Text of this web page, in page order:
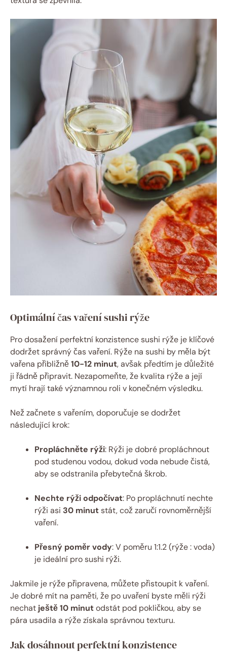
Optimální čas vaření sushi rýže
Pro dosažení perfektní konzistence sushi rýže je klíčové
dodržet správný čas vaření. Rýže na sushi by měla být
vařena přibližně10-12 minut, avšak předtím je důležité
ji řádně připravit. Nezapomeňte, že kvalita rýže a její
mytí hrají také významnou roli v konečném výsledku.
Než začnete s vařením, doporučuje se dodržet
následující krok:
Propláchněte rýži: Rýži je dobré propláchnout
pod studenou vodou, dokud voda nebude čistá,
aby se odstranila přebytečná škrob.
Nechte rýži odpočívat: Po propláchnutí nechte
rýži asi 30 minutstát, což zaručí rovnoměrnější
vaření.
Přesný poměr vody: V poměru 1:1.2 (rýže : voda)
je ideální pro sushi rýži.
Jakmile je rýže připravena, můžete přistoupit k vaření.
Je dobré mít na paměti, že po uvaření byste měli rýži
nechat ještě 10 minutodstát pod pokličkou, aby se
pára usadila a rýže získala správnou texturu.
Jak dosáhnout perfektní konzistence